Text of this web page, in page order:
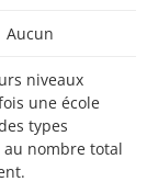
Aucun
niveaux
une école
types
nombre total